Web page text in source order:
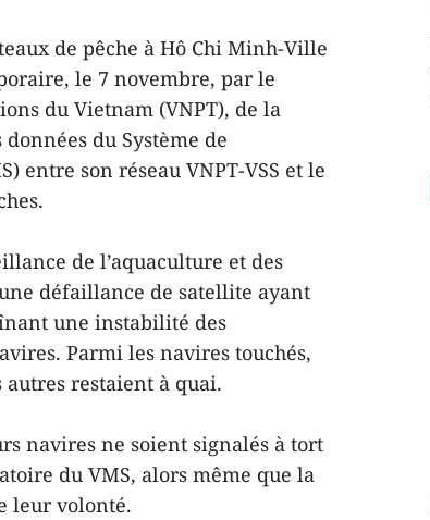
de pêche à Hô Chi Minh-Ville
le 7 novembre, par le
du Vietnam (VNPT), de la
du Système de
entre son réseau VNPT-VSS et le
de l’aquaculture et des
défaillance de satellite ayant
une instabilité des
Parmi les navires touchés,
restaient à quai.
navires ne soient signalés à tort
du VMS, alors même que la
leur volonté.